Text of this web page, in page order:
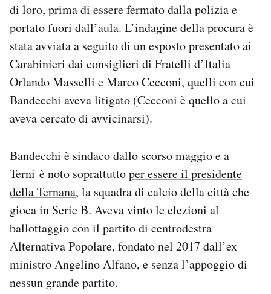
di loro, prima di essere fermato dalla polizia e
portato fuori dall’aula. L’indagine della procura è
stata avviata a seguito di un esposto presentato ai
Carabinieri dai consiglieri di Fratelli d’Italia
Orlando Masselli e Marco Cecconi, quelli con cui
Bandecchi aveva litigato (Cecconi è quello a cui
aveva cercato di avvicinarsi).
Bandecchi è sindaco dallo scorso maggio e a
Terni è noto soprattuttoper essere il presidente
della Ternana, la squadra di calcio della città che
gioca in Serie B. Aveva vinto le elezioni al
ballottaggio con il partito di centrodestra
Alternativa Popolare, fondato nel 2017 dall’ex
ministro Angelino Alfano, e senza l’appoggio di
nessun grande partito.